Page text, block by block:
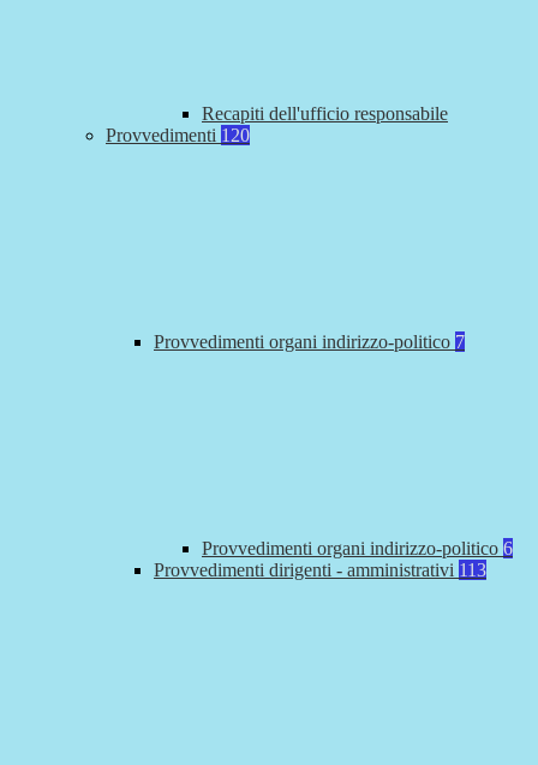
Recapiti dell'ufficio responsabile
Provvedimenti 120
Provvedimenti organi indirizzo-politico 7
Provvedimenti organi indirizzo-politico 6
Provvedimenti dirigenti - amministrativi 113